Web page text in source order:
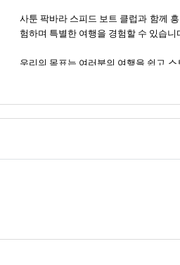
사툰 팍바라 스피드 보트 클럽과 함께
험하며 특별한 여행을 경험할 수 있습니
우리의 목표는 여러분의 여행을 쉽고
여러분의 여행을 부드럽고 즐거운 모
험의 즐거움을 만끽할 수 있습니다.